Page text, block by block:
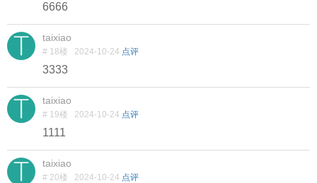
6666
taixiao
# 18楼 2024-10-24 点评
3333
taixiao
# 19楼 2024-10-24 点评
1111
taixiao
# 20楼 2024-10-24 点评